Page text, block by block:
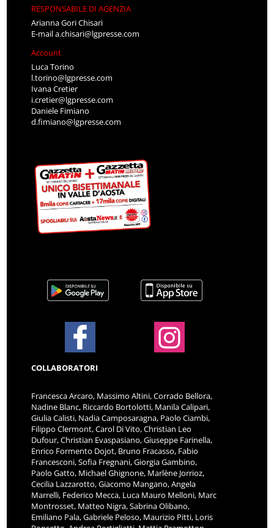
RESPONSABILE DI AGENZIA
Arianna Gori Chisari
E-maila.chisari@lgpresse.com
Account
Luca Torino
l.torino@lgpresse.com
Ivana Cretier
i.cretier@lgpresse.com
Daniele Fimiano
d.fimiano@lgpresse.com
COLLABORATORI
Francesca Arcaro, Massimo Altini, Corrado Bellora,
Nadine Blanc, Riccardo Bortolotti, Manila Calipari,
Giulia Calisti, Nadia Camposaragna, Paolo Ciambi,
Filippo Clermont, Carol Di Vito, Christian Leo
Dufour, Christian Evaspasiano, Giuseppe Farinella,
Enrico Formento Dojot, Bruno Fracasso, Fabio
Francesconi, Sofia Fregnani, Giorgia Gambino,
Paolo Gatto, Michael Ghignone, Marlène Jorrioz,
Cecilia Lazzarotto, Giacomo Mangano, Angela
Marrelli, Federico Mecca, Luca Mauro Melloni, Marc
Montrosset, Matteo Nigra, Sabrina Olibano,
Emiliano Pala, Gabriele Peloso, Maurizio Pitti, Loris